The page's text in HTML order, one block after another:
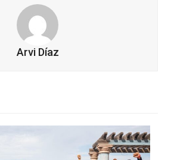
Arvi Díaz